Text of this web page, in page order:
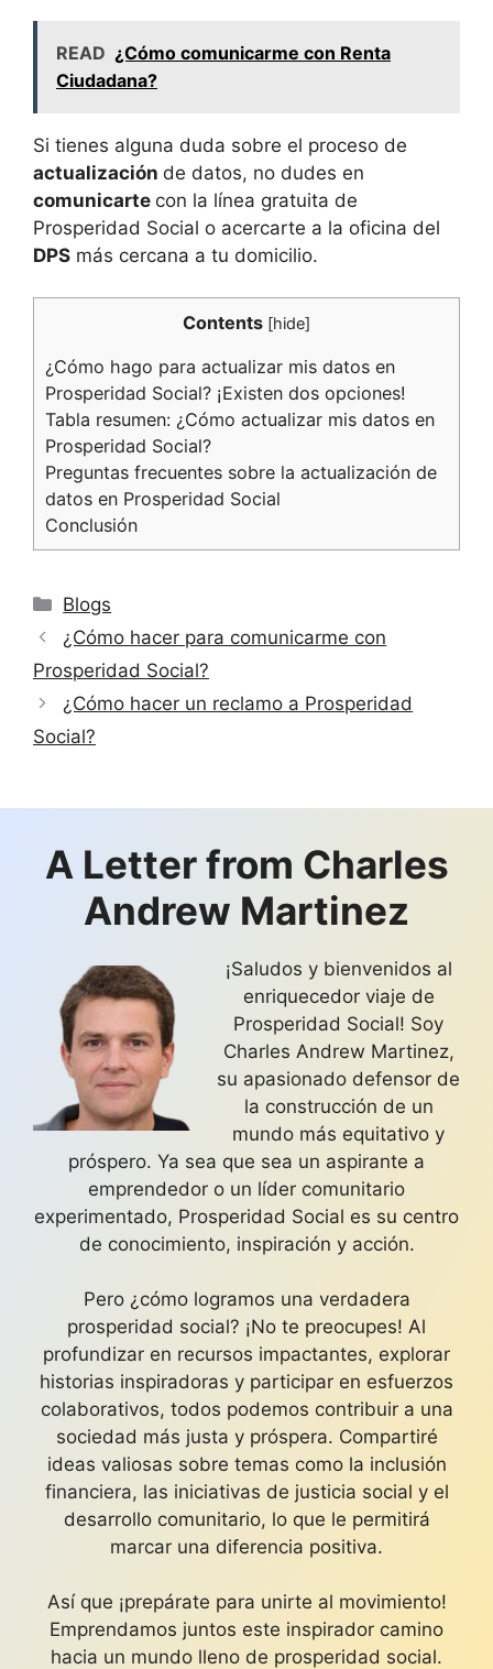
READ ¿Cómo comunicarme con Renta
Ciudadana?
Si tienes alguna duda sobre el proceso de
actualización de datos, no dudes en
comunicarte con la línea gratuita de
Prosperidad Social o acercarte a la oficina del
DPS más cercana a tu domicilio.
Contents [hide]
¿Cómo hago para actualizar mis datos en
Prosperidad Social? ¡Existen dos opciones!
Tabla resumen: ¿Cómo actualizar mis datos en
Prosperidad Social?
Preguntas frecuentes sobre la actualización de
datos en Prosperidad Social
Conclusión
Categorías
Blogs
¿Cómo hacer para comunicarme con
Prosperidad Social?
¿Cómo hacer un reclamo a Prosperidad
Social?
A Letter from Charles
Andrew Martinez
¡Saludos y bienvenidos al
enriquecedor viaje de
Prosperidad Social! Soy
Charles Andrew Martinez,
su apasionado defensor de
la construcción de un
mundo más equitativo y
próspero. Ya sea que sea un aspirante a
emprendedor o un líder comunitario
experimentado, Prosperidad Social es su centro
de conocimiento, inspiración y acción.
Pero ¿cómo logramos una verdadera
prosperidad social? ¡No te preocupes! Al
profundizar en recursos impactantes, explorar
historias inspiradoras y participar en esfuerzos
colaborativos, todos podemos contribuir a una
sociedad más justa y próspera. Compartiré
ideas valiosas sobre temas como la inclusión
financiera, las iniciativas de justicia social y el
desarrollo comunitario, lo que le permitirá
marcar una diferencia positiva.
Así que ¡prepárate para unirte al movimiento!
Emprendamos juntos este inspirador camino
hacia un mundo lleno de prosperidad social.